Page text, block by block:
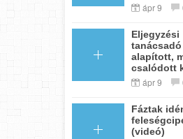
ápr 9
Eljegyzési
alapított,
csalódott
ápr 9
Fáztak
(videó)